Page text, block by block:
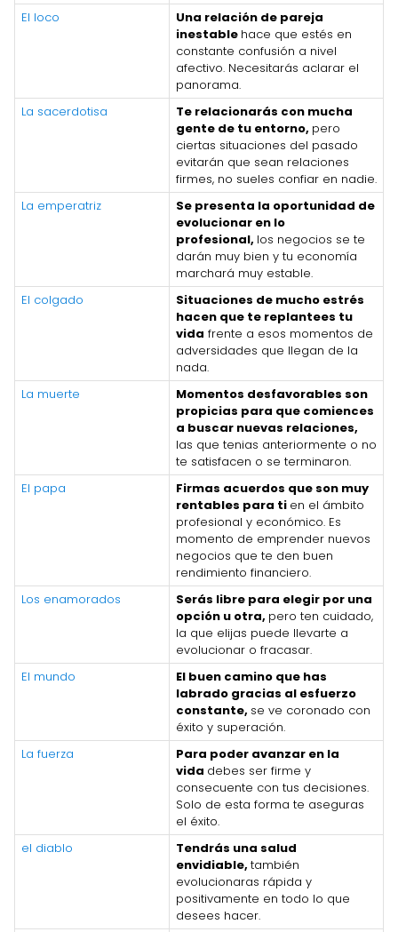
El loco
Una relación de pareja
inestable hace que estés en
constante confusión a nivel
afectivo. Necesitarás aclarar el
panorama.
La sacerdotisa
Te relacionarás con mucha
gente de tu entorno, pero
ciertas situaciones del pasado
evitarán que sean relaciones
firmes, no sueles confiar en nadie.
La emperatriz
Se presenta la oportunidad de
evolucionar en lo
profesional, los negocios se te
darán muy bien y tu economía
marchará muy estable.
El colgado
Situaciones de mucho estrés
hacen que te replantees tu
vida frente a esos momentos de
adversidades que llegan de la
nada.
La muerte
Momentos desfavorables son
propicias para que comiences
a buscar nuevas relaciones,
las que tenias anteriormente o no
te satisfacen o se terminaron.
El papa
Firmas acuerdos que son muy
rentables para ti en el ámbito
profesional y económico. Es
momento de emprender nuevos
negocios que te den buen
rendimiento financiero.
Los enamorados
Serás libre para elegir por una
opción u otra, pero ten cuidado,
la que elijas puede llevarte a
evolucionar o fracasar.
El mundo
El buen camino que has
labrado gracias al esfuerzo
constante, se ve coronado con
éxito y superación.
La fuerza
Para poder avanzar en la
vida debes ser firme y
consecuente con tus decisiones.
Solo de esta forma te aseguras
el éxito.
el diablo
Tendrás una salud
envidiable, también
evolucionaras rápida y
positivamente en todo lo que
desees hacer.